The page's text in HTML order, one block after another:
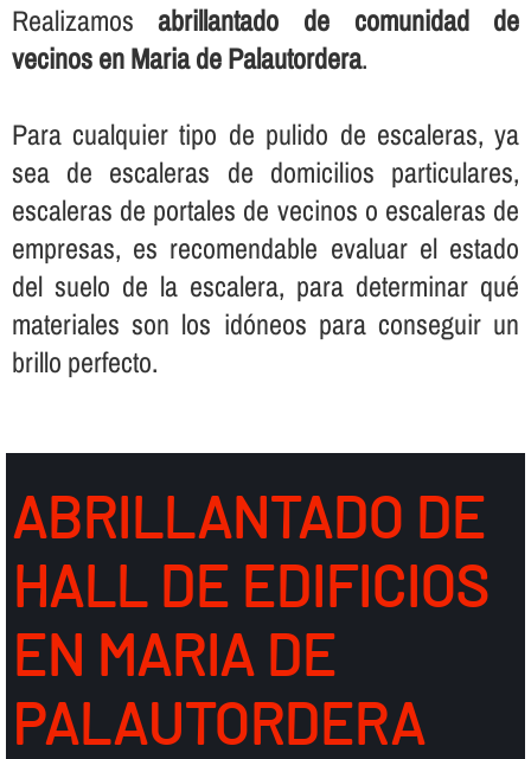
Realizamosabrillantado de comunidad de
vecinos en Maria de Palautordera.
Para cualquier tipo de pulido de escaleras, ya
sea de escaleras de domicilios particulares,
escaleras de portales de vecinos o escaleras de
empresas, es recomendable evaluar el estado
del suelo de la escalera, para determinar qué
materiales son los idóneos para conseguir un
brillo perfecto.
ABRILLANTADO DE
HALL DE EDIFICIOS
EN MARIA DE
PALAUTORDERA